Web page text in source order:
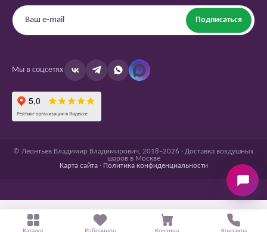
Подписаться
Мы в соцсетях
© Леонтьев Владимир Владимирович, 2018–2026 · Доставка воздушных
шаров в Москве
Карта сайта· Политика конфиденциальности